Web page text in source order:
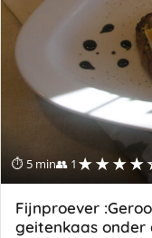
⏱ 5 min👥 1
Fijnproever
geitenkaas onder